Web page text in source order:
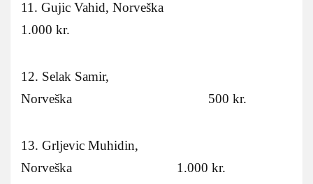
11. Gujic Vahid, Norveška
1.000 kr.
12. Selak Samir,
Norveška 500 kr.
13. Grljevic Muhidin,
Norveška 1.000 kr.